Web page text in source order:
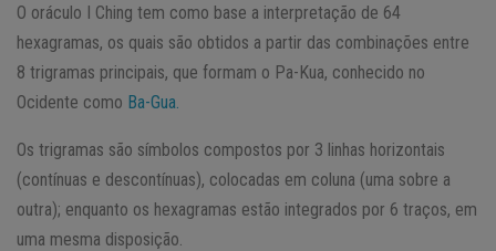
O oráculo I Ching tem como base a interpretação de 64
hexagramas, os quais são obtidos a partir das combinações entre
8 trigramas principais, que formam o Pa-Kua, conhecido no
Ocidente como Ba-Gua.
Os trigramas são símbolos compostos por 3 linhas horizontais
(contínuas e descontínuas), colocadas em coluna (uma sobre a
outra); enquanto os hexagramas estão integrados por 6 traços, em
uma mesma disposição.